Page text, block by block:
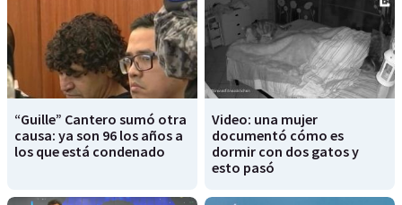
“Guille” Cantero sumó otra
causa: ya son 96 los años a
los que está condenado
Video: una mujer
documentó cómo es
dormir con dos gatos y
esto pasó